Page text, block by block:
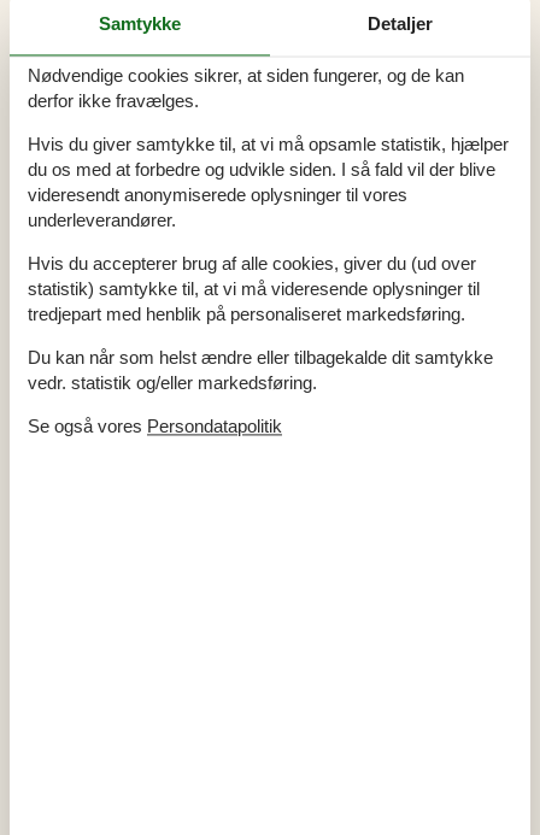
1,2 km
Bad
Badeværelse
Bruser
Håndvask
WC
Diverse
Antal badeværelser
Boligareal 45 m²
Byggeår
1966
Energihus
Husdyr tilladt
Ikke ryger
Internet
Lader til elbil Type 2 - IEC 62196-2
Luft/luft varmepumpe
Lukket terrasse
Samtykke Detaljer
Nødvendige cookies sikrer, at siden fungerer, og de kan
derfor ikke fravælges.
Hvis du giver samtykke til, at vi må opsamle statistik, hjælper
du os med at forbedre og udvikle siden. I så fald vil der blive
videresendt anonymiserede oplysninger til vores
underleverandører.
Hvis du accepterer brug af alle cookies, giver du (ud over
statistik) samtykke til, at vi må videresende oplysninger til
tredjepart med henblik på personaliseret markedsføring.
Du kan når som helst ændre eller tilbagekalde dit samtykke
vedr. statistik og/eller markedsføring.
Se også vores Persondatapolitik